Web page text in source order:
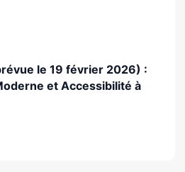
le 19 février 2026) :
et Accessibilité à